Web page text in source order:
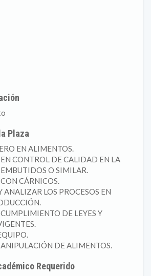
Plaza
EN ALIMENTOS.
CONTROL DE CALIDAD EN LA
O SIMILAR.
CÁRNICOS.
ANALIZAR LOS PROCESOS EN
DE LEYES Y
DE ALIMENTOS.
Requerido